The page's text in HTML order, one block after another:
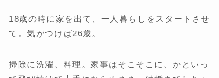
18歳の時に家を出て、一人暮らしをスタートさせ
て。気がつけば26歳。
掃除に洗濯、料理。家事はそこそこに、かといっ